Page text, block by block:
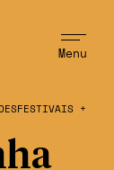
Menu
+